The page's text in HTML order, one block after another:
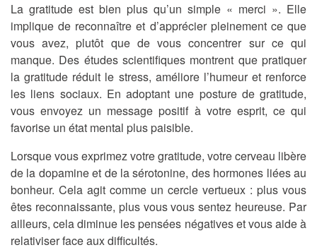
La gratitude est bien plus qu’un simple « merci ». Elle
implique de reconnaître et d’apprécier pleinement ce que
vous avez, plutôt que de vous concentrer sur ce qui
manque. Des études scientifiques montrent que pratiquer
la gratitude réduit le stress, améliore l’humeur et renforce
les liens sociaux. En adoptant une posture de gratitude,
vous envoyez un message positif à votre esprit, ce qui
favorise un état mental plus paisible.
Lorsque vous exprimez votre gratitude, votre cerveau libère
de la dopamine et de la sérotonine, des hormones liées au
bonheur. Cela agit comme un cercle vertueux : plus vous
êtes reconnaissante, plus vous vous sentez heureuse. Par
ailleurs, cela diminue les pensées négatives et vous aide à
relativiser face aux difficultés.